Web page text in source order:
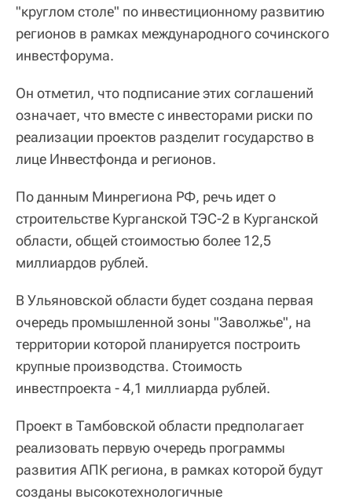
"круглом столе" по инвестиционному развитию
регионов в рамках международного сочинского
инвестфорума.
Он отметил, что подписание этих соглашений
означает, что вместе с инвесторами риски по
реализации проектов разделит государство в
лице Инвестфонда и регионов.
По данным Минрегиона РФ, речь идет о
строительстве Курганской ТЭС-2 в Курганской
области, общей стоимостью более 12,5
миллиардов рублей.
В Ульяновской области будет создана первая
очередь промышленной зоны "Заволжье", на
территории которой планируется построить
крупные производства. Стоимость
инвестпроекта - 4,1 миллиарда рублей.
Проект в Тамбовской области предполагает
реализовать первую очередь программы
развития АПК региона, в рамках которой будут
созданы высокотехнологичные